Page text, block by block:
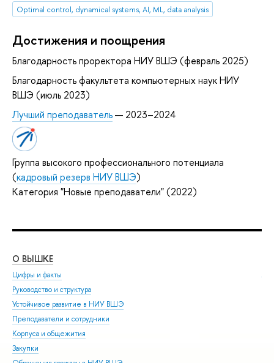
Optimal control, dynamical systems, AI, ML, data analysis
Достижения и поощрения
Благодарность проректора НИУ ВШЭ (февраль 2025)
Благодарность факультета компьютерных наук НИУ
ВШЭ (июль 2023)
Лучший преподаватель— 2023–2024
Группа высокого профессионального потенциала
(кадровый резерв НИУ ВШЭ)
Категория "Новые преподаватели" (2022)
О ВЫШКЕ
Цифры и факты
Руководство и структура
Устойчивое развитие в НИУ ВШЭ
Преподаватели и сотрудники
Корпуса и общежития
Закупки